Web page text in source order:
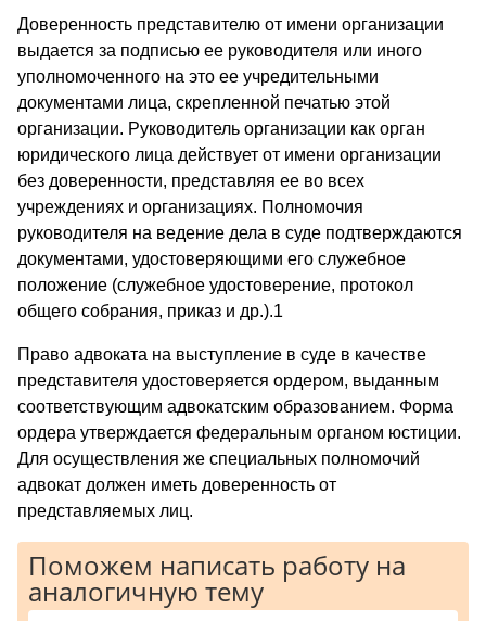
Доверенность представителю от имени организации
выдается за подписью ее руководителя или иного
уполномоченного на это ее учредительными
документами лица, скрепленной печатью этой
организации. Руководитель организации как орган
юридического лица действует от имени организации
без доверенности, представляя ее во всех
учреждениях и организациях. Полномочия
руководителя на ведение дела в суде подтверждаются
документами, удостоверяющими его служебное
положение (служебное удостоверение, протокол
общего собрания, приказ и др.).1
Право адвоката на выступление в суде в качестве
представителя удостоверяется ордером, выданным
соответствующим адвокатским образованием. Форма
ордера утверждается федеральным органом юстиции.
Для осуществления же специальных полномочий
адвокат должен иметь доверенность от
представляемых лиц.
Поможем написать работу на
аналогичную тему